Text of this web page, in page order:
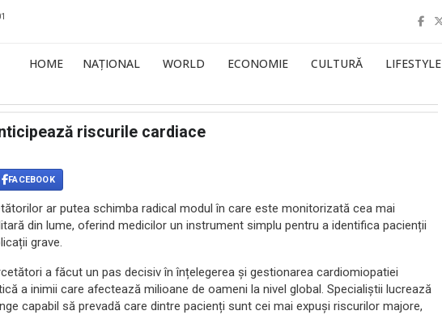
HOME NAȚIONAL WORLD ECONOMIE CULTURĂ LIFESTYLE
riscurile cardiace
FACEBOOK
ar putea schimba radical modul în care este monitorizată cea mai
din lume, oferind medicilor un instrument simplu pentru a identifica pacienții
grave.
a făcut un pas decisiv în înțelegerea și gestionarea cardiomiopatiei
a inimii care afectează milioane de oameni la nivel global. Specialiștii lucrează
capabil să prevadă care dintre pacienți sunt cei mai expuși riscurilor majore,